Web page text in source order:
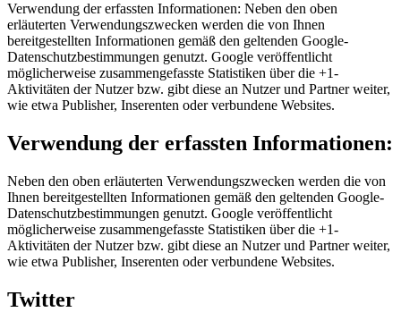
Verwendung der erfassten Informationen: Neben den oben
erläuterten Verwendungszwecken werden die von Ihnen
bereitgestellten Informationen gemäß den geltenden Google-
Datenschutzbestimmungen genutzt. Google veröffentlicht
möglicherweise zusammengefasste Statistiken über die +1-
Aktivitäten der Nutzer bzw. gibt diese an Nutzer und Partner weiter,
wie etwa Publisher, Inserenten oder verbundene Websites.
Verwendung der erfassten Informationen:
Neben den oben erläuterten Verwendungszwecken werden die von
Ihnen bereitgestellten Informationen gemäß den geltenden Google-
Datenschutzbestimmungen genutzt. Google veröffentlicht
möglicherweise zusammengefasste Statistiken über die +1-
Aktivitäten der Nutzer bzw. gibt diese an Nutzer und Partner weiter,
wie etwa Publisher, Inserenten oder verbundene Websites.
Twitter